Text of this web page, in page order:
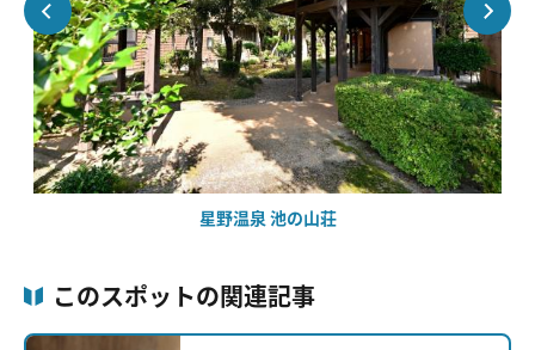
星野温泉 池の山荘
このスポットの関連記事